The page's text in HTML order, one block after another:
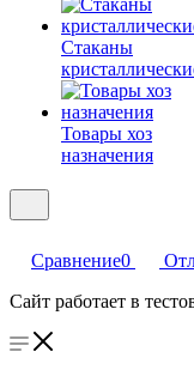
Стаканы
Товары хоз
назначения
Сравнение0
Сайт работает в